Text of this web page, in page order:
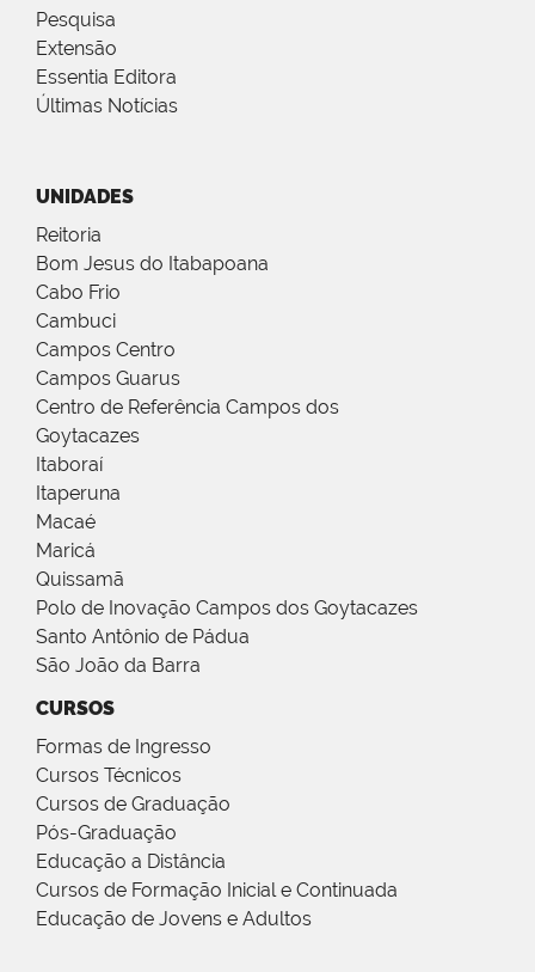
Pesquisa
Extensão
Essentia Editora
Últimas Notícias
UNIDADES
Reitoria
Bom Jesus do Itabapoana
Cabo Frio
Cambuci
Campos Centro
Campos Guarus
Centro de Referência Campos dos
Goytacazes
Itaboraí
Itaperuna
Macaé
Maricá
Quissamã
Polo de Inovação Campos dos Goytacazes
Santo Antônio de Pádua
São João da Barra
CURSOS
Formas de Ingresso
Cursos Técnicos
Cursos de Graduação
Pós-Graduação
Educação a Distância
Cursos de Formação Inicial e Continuada
Educação de Jovens e Adultos